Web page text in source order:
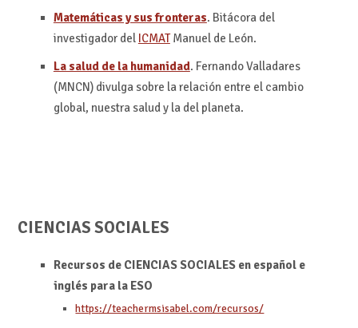
Matemáticas y sus fronteras. Bitácora del
investigador del ICMATManuel de León.
La salud de la humanidad. Fernando Valladares
(MNCN) divulga sobre la relación entre el cambio
global, nuestra salud y la del planeta.
CIENCIAS SOCIALES
Recursos de CIENCIAS SOCIALES en español e
inglés para la ESO
https://teachermsisabel.com/recursos/